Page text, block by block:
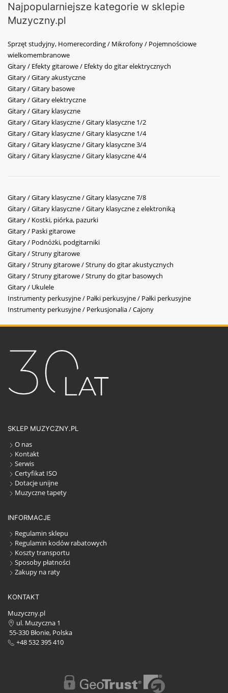
Najpopularniejsze kategorie w sklepie
Muzyczny.pl
Sprzęt studyjny, Homerecording / Mikrofony / Pojemnościowe
wielkomembranowe
Gitary / Efekty gitarowe / Efekty do gitar elektrycznych
Gitary / Gitary akustyczne
Gitary / Gitary basowe
Gitary / Gitary elektryczne
Gitary / Gitary klasyczne
Gitary / Gitary klasyczne / Gitary klasyczne 1/2
Gitary / Gitary klasyczne / Gitary klasyczne 1/4
Gitary / Gitary klasyczne / Gitary klasyczne 3/4
Gitary / Gitary klasyczne / Gitary klasyczne 4/4
Gitary / Gitary klasyczne / Gitary klasyczne 7/8
Gitary / Gitary klasyczne / Gitary klasyczne z elektroniką
Gitary / Kostki, piórka, pazurki
Gitary / Paski gitarowe
Gitary / Podnóżki, podgitarniki
Gitary / Struny gitarowe
Gitary / Struny gitarowe / Struny do gitar akustycznych
Gitary / Struny gitarowe / Struny do gitar basowych
Gitary / Ukulele
Instrumenty perkusyjne / Pałki perkusyjne / Pałki perkusyjne
Instrumenty perkusyjne / Perkusjonalia / Cajony
SKLEP MUZYCZNY.PL
O nas
Kontakt
Serwis
Certyfikat ISO
Dotacje unijne
Muzyczne tapety
INFORMACJE
Regulamin sklepu
Regulamin kodów rabatowych
Koszty transportu
Sposoby płatności
Zakupy na raty
KONTAKT
Muzyczny.pl
ul. Muzyczna 1
55-330 Błonie, Polska
+48 532 395 410